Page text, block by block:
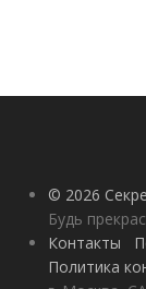
© 2026
Будь
Контакты
Политика